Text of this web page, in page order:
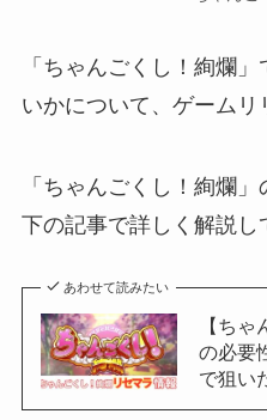
「ちゃんごくし！絢爛
いかについて、ゲームリ
「ちゃんごくし！絢爛
下の記事で詳しく解説し
あわせて読みたい
【ち
の必要
で狙い